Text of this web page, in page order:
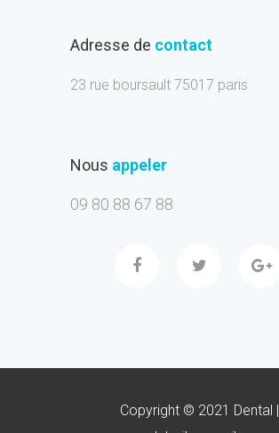
Adresse de contact
23 rue boursault 75017 paris
Nous appeler
09 80 88 67 88
Copyright © 2021 Dental |